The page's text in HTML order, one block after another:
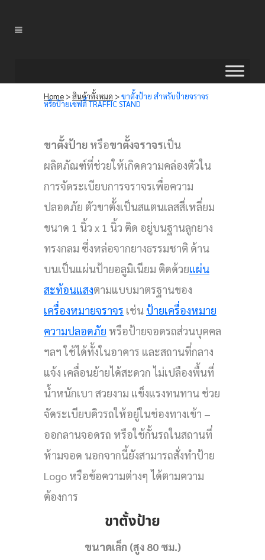
Home >สินค้าทั้งหมด >ขาตั้งป้าย สำหรับป้ายจราจร
หรือป้ายเซฟตี้ TRAFFIC STAND
ขาตั้งป้าย หรือขาตั้งจราจรเป็น
ผลิตภัณฑ์ที่ช่วยให้เกิดความคล่องตัวใน
การจัดระเบียบการจราจรเพื่อความ
ปลอดภัย ตัวขาตั้งเป็นสแตนเลสสี่เหลี่ยม
ขนาด 1 นิ้ว x 1 นิ้ว ติด อยู่บนฐานลูกยาง
ทรงกลม ซึ่งหล่อจากยางธรรมชาติ ด้าน
บนเป็นแผ่นป้ายอลูมิเนียม ติดด้วยแผ่น
สะท้อนแสงตามแบบมาตรฐานของ
เครื่องหมายจราจร เช่น ป้ายเครื่องหมาย
ความปลอดภัย หรือป้ายจอดรถส่วนบุคคล
ฯลฯ ใช้ได้ทั้งในอาคาร และสถานที่กลาง
แจ้ง เคลื่อนย้ายได้สะดวก ไม่เปลืองพื้นที่
น้ำหนักเบา สวยงาม แข็งแรงทนทาน ช่วย
จัดระเบียบคิวรถให้อยู่ในช่องทางเข้า –
ออกลานจอดรถ หรือใช้กั้นรถในสถานที่
ห้ามจอด นอกจากนี้ยังสามารถสั่งทำป้าย
Logo หรือข้อความต่างๆ ได้ตามความ
ต้องการ
ขาตั้งป้าย
ขนาดเล็ก (สูง 80 ซม.)